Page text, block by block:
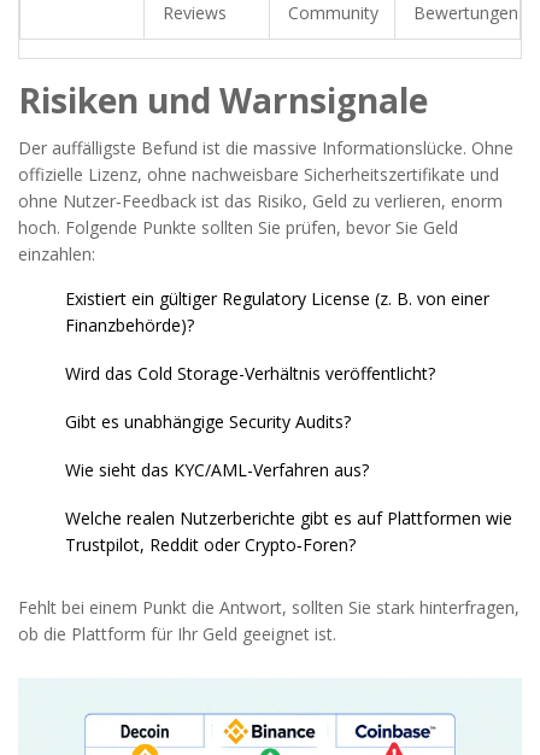
Reviews
Community
Bewertungen
Risiken und Warnsignale
Der auffälligste Befund ist die massive Informationslücke. Ohne
offizielle Lizenz, ohne nachweisbare Sicherheitszertifikate und
ohne Nutzer‑Feedback ist das Risiko, Geld zu verlieren, enorm
hoch. Folgende Punkte sollten Sie prüfen, bevor Sie Geld
einzahlen:
Existiert ein gültiger Regulatory License (z. B. von einer
Finanzbehörde)?
Wird das Cold Storage-Verhältnis veröffentlicht?
Gibt es unabhängige Security Audits?
Wie sieht das KYC/AML-Verfahren aus?
Welche realen Nutzerberichte gibt es auf Plattformen wie
Trustpilot, Reddit oder Crypto‑Foren?
Fehlt bei einem Punkt die Antwort, sollten Sie stark hinterfragen,
ob die Plattform für Ihr Geld geeignet ist.